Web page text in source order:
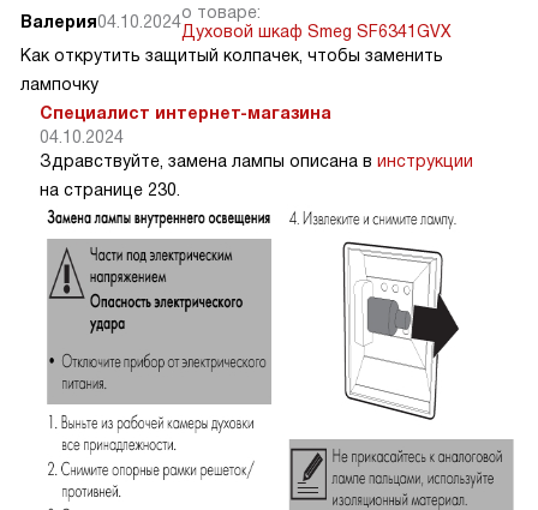
Валерия04.10.2024о товаре:
Духовой шкаф Smeg SF6341GVX
Как открутить защитый колпачек, чтобы заменить
лампочку
Специалист интернет-магазина
04.10.2024
Здравствуйте, замена лампы описана в инструкции
на странице 230.